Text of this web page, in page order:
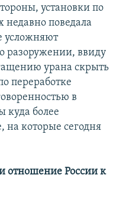
установки по
поведала
усложняют
разоружении, ввиду
урана скрыть
переработке
в
куда более
на которые сегодня
отношение России к